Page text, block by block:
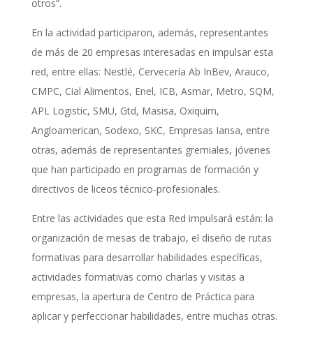
otros”.
En la actividad participaron, además, representantes
de más de 20 empresas interesadas en impulsar esta
red, entre ellas: Nestlé, Cervecería Ab InBev, Arauco,
CMPC, Cial Alimentos, Enel, ICB, Asmar, Metro, SQM,
APL Logistic, SMU, Gtd, Masisa, Oxiquim,
Angloamerican, Sodexo, SKC, Empresas Iansa, entre
otras, además de representantes gremiales, jóvenes
que han participado en programas de formación y
directivos de liceos técnico-profesionales.
Entre las actividades que esta Red impulsará están: la
organización de mesas de trabajo, el diseño de rutas
formativas para desarrollar habilidades específicas,
actividades formativas como charlas y visitas a
empresas, la apertura de Centro de Práctica para
aplicar y perfeccionar habilidades, entre muchas otras.